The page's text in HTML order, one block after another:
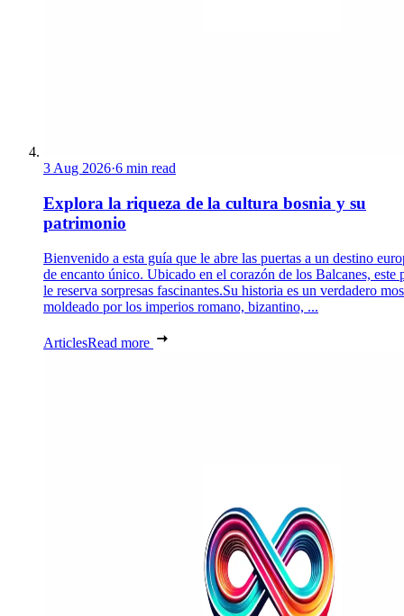
3 Aug 2026·6 min read
Explora la riqueza de la cultura bosnia y su
patrimonio
Bienvenido a esta guía que le abre las puertas a un destino
de encanto único. Ubicado en el corazón de los Balcanes, este
le reserva sorpresas fascinantes.Su historia es un verdadero
moldeado por los imperios romano, bizantino, ...
ArticlesRead more